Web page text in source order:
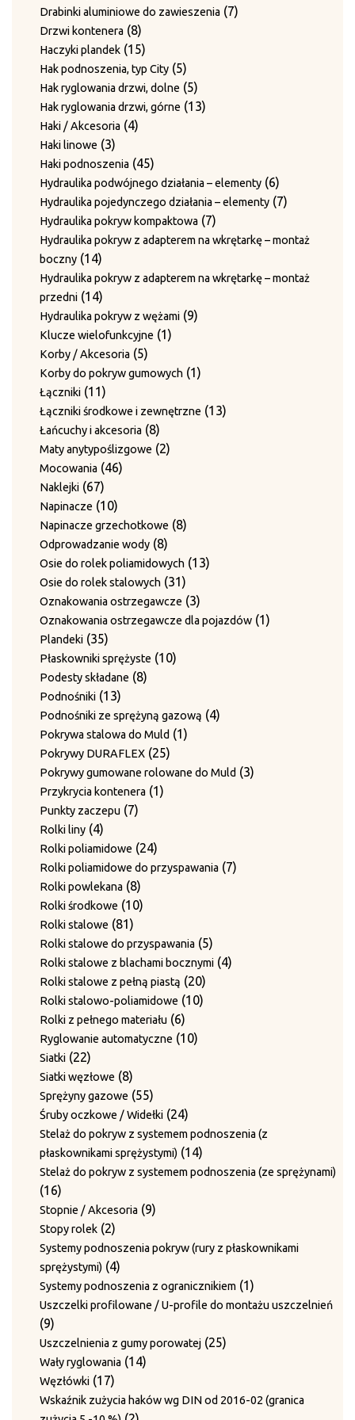
produktów
Płyty z bolcami do rolek prowadzących
Prowadnice 4 4
produkty
Prowadnice boczne
produktów
Rolki prowadzące 4343
produkty
Rolki prowadzenia drutu 1212
produktów
Śruby mocujące i sprężyny 33
Sworznie prowadzące
Sworznie rolek prowadzących
Sworznie rolek prowadzących i nakrętki zabezpieczające
22
produkty
Sworznie rolek prowadzących z blaszkami
zabezpieczającymi
11
produkt
Sworznie ściany bocznej i pierścienie ustalające 33
Sworznie z pierścieniem ustalającym
produkt
Tuleje / Pierścienie prowadzące 1111
Tuleje prowadzące (do igieł)
Tuleje prowadzenia drutu 22
Wałki prowadzenia drutu
Wały haków skrętnych
produktów
Zestawy noży do płyt dociskowych
Zestawy prowadnic
produktów
Zestawy przeciwnoży 1010
Zestawy ścieralne bez blachy grzebieniowej
Zestawy ścieralne do 4-krotnego przewiązania
Zgarniacza 99
produktów
Drabinki aluminiowe do zawieszenia 77
Drzwi kontenera 88
produktów
Haczyki plandek 1515
produktów
Hak podnoszenia, typ City 55
produktów
Hak ryglowania drzwi, dolne 55
produktów
Hak ryglowania drzwi, górne 1313
Haki / Akcesoria 44
Haki linowe 33
produkty
Haki podnoszenia 4545
produktów
Hydraulika podwójnego działania – elementy 66
produktów
Hydraulika pojedynczego działania – elementy 77
Hydraulika pokryw kompaktowa 77
produktów
Hydraulika pokryw z adapterem na wkrętarkę – montaż
boczny
1414
produktów
Hydraulika pokryw z adapterem na wkrętarkę – montaż
przedni
1414
produktów
Hydraulika pokryw z wężami 99
Klucze wielofunkcyjne 11
Korby / Akcesoria 55
produktów
Korby do pokryw gumowych 11
Łączniki 1111
produktów
Łączniki środkowe i zewnętrzne 1313
Łańcuchy i akcesoria 88
produktów
Maty anytypoślizgowe 22
Mocowania 4646
Naklejki 6767
produktów
Napinacze 1010
produktów
Napinacze grzechotkowe 88
Odprowadzanie wody 88
produktów
Osie do rolek poliamidowych 1313
Osie do rolek stalowych 3131
produktów
Oznakowania ostrzegawcze 33
produkty
Oznakowania ostrzegawcze dla pojazdów 11
Plandeki 3535
produktów
Płaskowniki sprężyste 1010
Podesty składane 88
Podnośniki 1313
produktów
Podnośniki ze sprężyną gazową 44
Pokrywa stalowa do Muld 11
Pokrywy DURAFLEX 2525
produktów
Pokrywy gumowane rolowane do Muld 33
Przykrycia kontenera 11
Punkty zaczepu 77
Rolki liny 44
produkty
Rolki poliamidowe 2424
produkty
Rolki poliamidowe do przyspawania 77
Rolki powlekana 88
produktów
Rolki środkowe 1010
Rolki stalowe 8181
produktów
Rolki stalowe do przyspawania 55
produktów
Rolki stalowe z blachami bocznymi 44
Rolki stalowe z pełną piastą 2020
produktów
Rolki stalowo-poliamidowe 1010
Rolki z pełnego materiału 66
produktów
Ryglowanie automatyczne 1010
Siatki 2222
produkty
Siatki węzłowe 88
produktów
Sprężyny gazowe 5555
produktów
Śruby oczkowe / Widełki 2424
produkty
Stelaż do pokryw z systemem podnoszenia (z
płaskownikami sprężystymi)
1414
produktów
Stelaż do pokryw z systemem podnoszenia (ze sprężynami)
1616
produktów
Stopnie / Akcesoria 99
Stopy rolek 22
produkty
Systemy podnoszenia pokryw (rury z płaskownikami
sprężystymi)
44
produkty
Systemy podnoszenia z ogranicznikiem 11
produkt
Uszczelki profilowane / U-profile do montażu uszczelnień
99
produktów
Uszczelnienia z gumy porowatej 2525
Wały ryglowania 1414
Węzłówki 1717
produktów
Wskaźnik zużycia haków wg DIN od 2016-02 (granica